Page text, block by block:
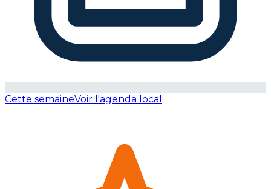
Cette semaineVoir l'agenda local